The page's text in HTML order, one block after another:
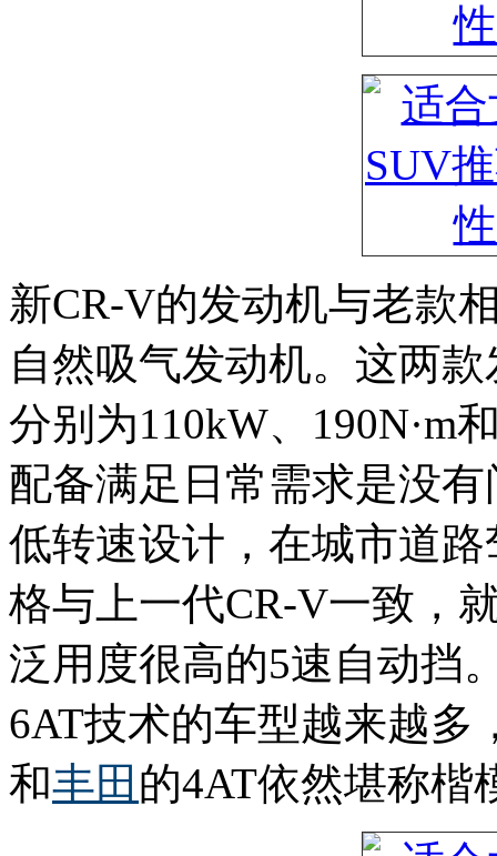
新CR-V的发动机与老款
自然吸气发动机。这两
分别为110kW、190N·m
配备满足日常需求是没
低转速设计，在城市道
格与上一代CR-V一致，
泛用度很高的5速自动挡
6AT技术的车型越来越多
和丰田 的4AT依然堪称楷